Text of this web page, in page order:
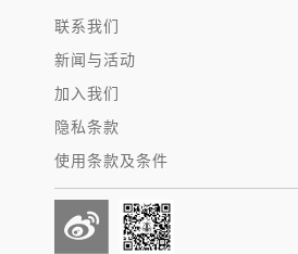
联系我们
新闻与活动
加入我们
隐私条款
使用条款及条件